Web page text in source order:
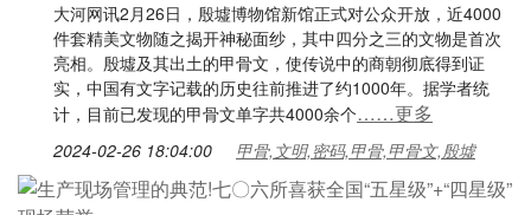
大河网讯2月26日，殷墟博物馆新馆正式对公众开放，近4000
件套精美文物随之揭开神秘面纱，其中四分之三的文物是首次
亮相。殷墟及其出土的甲骨文，使传说中的商朝彻底得到证
实，中国有文字记载的历史往前推进了约1000年。据学者统
计，目前已发现的甲骨文单字共4000余个……更多
2024-02-26 18:04:00 甲骨,文明,密码,甲骨,甲骨文,殷墟